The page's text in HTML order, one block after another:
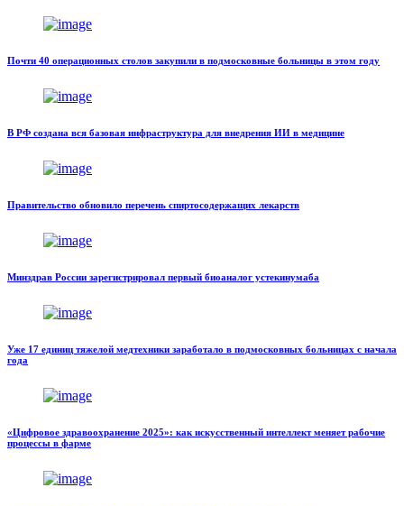
Почти 40 операционных столов закупили в подмосковные больницы в этом году
В РФ создана вся базовая инфраструктура для внедрения ИИ в медицине
Правительство обновило перечень спиртосодержащих лекарств
Минздрав России зарегистрировал первый биоаналог устекинумаба
Уже 17 единиц тяжелой медтехники заработало в подмосковных больницах с начала
года
«Цифровое здравоохранение 2025»: как искусственный интеллект меняет рабочие
процессы в фарме